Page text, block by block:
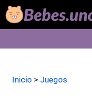
Saltar
al
Inicio > Juegos